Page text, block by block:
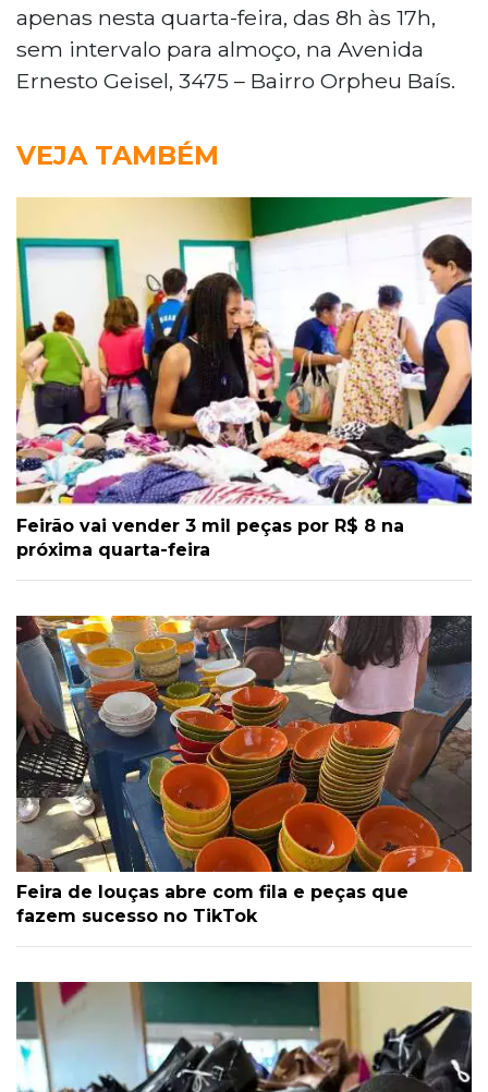
apenas nesta quarta-feira, das 8h às 17h,
sem intervalo para almoço, na Avenida
Ernesto Geisel, 3475 – Bairro Orpheu Baís.
VEJA TAMBÉM
Feirão vai vender 3 mil peças por R$ 8 na
próxima quarta-feira
Feira de louças abre com fila e peças que
fazem sucesso no TikTok